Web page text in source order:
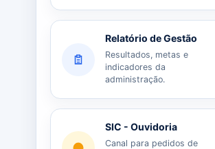
Relatório de Gestão
Resultados, metas e
indicadores da
administração.
SIC - Ouvidoria
Canal para pedidos de